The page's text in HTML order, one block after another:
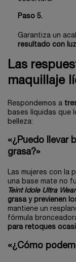
Paso 5.
Garantiza un
resultado con
Las
maquillaje
Respondemos a
bases líquidas que
belleza:
«¿Puedo llevar
grasa?»
Las mujeres con la
una base mate no
Teint Idole Ultra Wear
grasa y previenen
mantiene un
fórmula
para retoques
«¿Cómo